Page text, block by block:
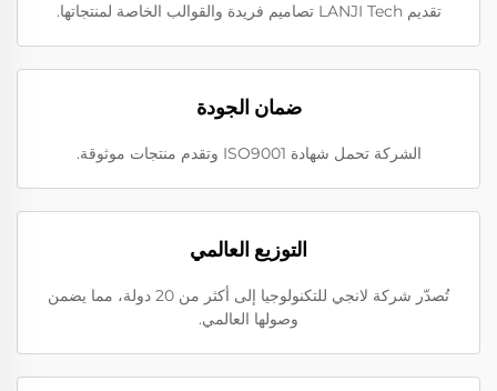
تقديم LANJI Tech تصاميم فريدة والقوالب الخاصة لمنتجاتها.
ضمان الجودة
الشركة تحمل شهادة ISO9001 وتقدم منتجات موثوقة.
التوزيع العالمي
تُصدّر شركة لانجي للتكنولوجيا إلى أكثر من 20 دولة، مما يضمن
وصولها العالمي.